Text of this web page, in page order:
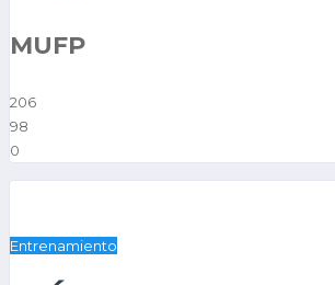
MUFP
206
98
0
Entrenamiento